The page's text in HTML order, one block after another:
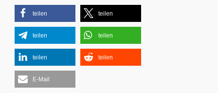
teilen teilen
teilen teilen
teilen teilen
E-Mail